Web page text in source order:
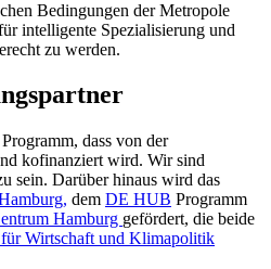
Bedingungen der Metropole
intelligente Spezialisierung und
zu werden.
dass von der
kofinanziert wird. Wir sind
sein. Darüber hinaus wird das
dem DE HUB Programm
Hamburg gefördert, die beide
Wirtschaft und Klimapolitik